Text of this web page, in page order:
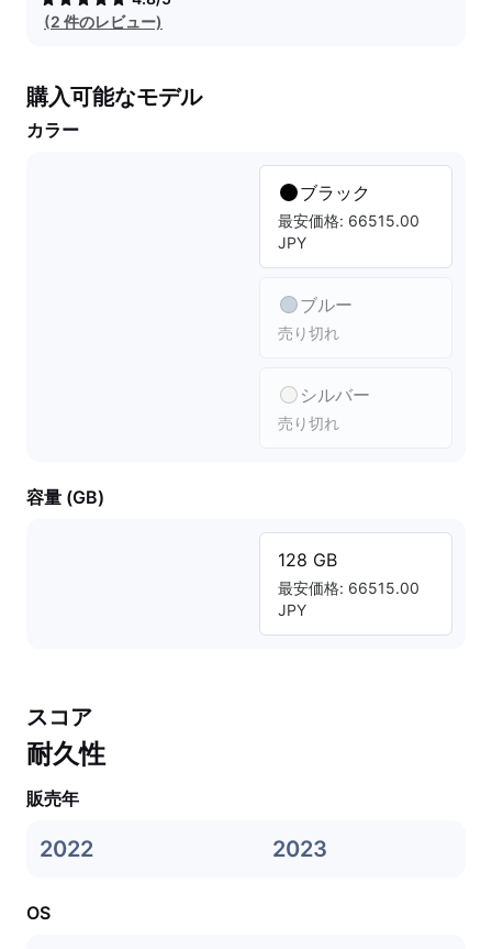
(2 件のレビュー)
購入可能なモデル
カラー
ブラック
最安価格: 66515.00
JPY
ブルー
売り切れ
シルバー
売り切れ
容量 (GB)
128 GB
最安価格: 66515.00
JPY
スコア
耐久性
販売年
2022 2023
OS